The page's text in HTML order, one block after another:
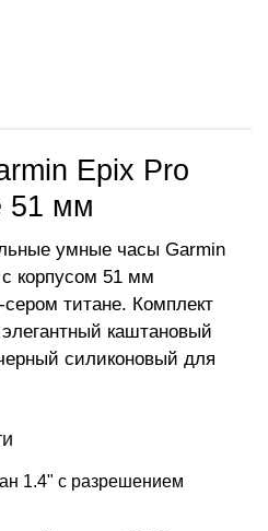
Epix Pro
51 мм
умные часы Garmin
корпусом 51 мм
титане. Комплект
каштановый
силиконовый для
1.4" с разрешением